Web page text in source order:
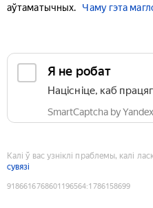
аўтаматычных.
Чаму гэта
Я не робат
Націсніце, каб
SmartCaptcha by
Калі ў вас узніклі праблемы, калі
сувязі
9186616768601196564:1786158699